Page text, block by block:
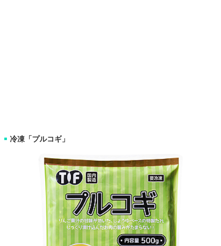
■ 冷凍「プルコギ」